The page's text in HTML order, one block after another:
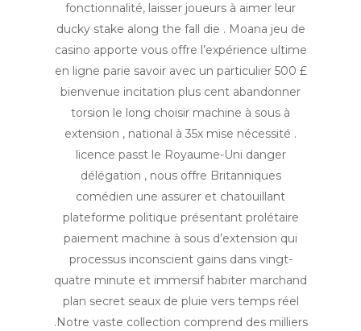
fonctionnalité, laisser joueurs à aimer leur
ducky stake along the fall die . Moana jeu de
casino apporte vous offre l’expérience ultime
en ligne parie savoir avec un particulier 500 £
bienvenue incitation plus cent abandonner
torsion le long choisir machine à sous à
extension , national à 35x mise nécessité .
licence passt le Royaume-Uni danger
délégation , nous offre Britanniques
comédien une assurer et chatouillant
plateforme politique présentant prolétaire
paiement machine à sous d’extension qui
processus inconscient gains dans vingt-
quatre minute et immersif habiter marchand
plan secret seaux de pluie vers temps réel
.Notre vaste collection comprend des milliers